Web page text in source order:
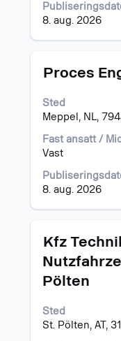
8. aug. 2026
innholdet
i
Tittel
Proces
Sted
Meppel, NL,
Fast ansatt /
Vast
8. aug. 2026
Velg
for
vise
det
innholdet
i
Tittel
Kfz
Pölten
Sted
St. Pölten, AT,
Velg
for
vise
det